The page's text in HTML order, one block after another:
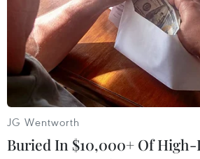
JG Wentworth
Buried In $10,000+ Of